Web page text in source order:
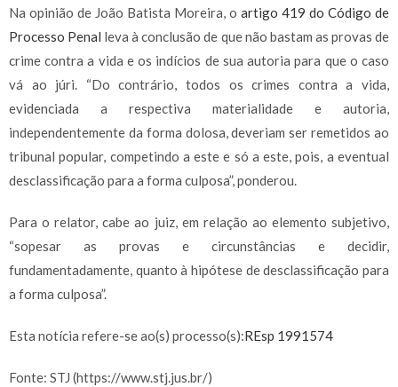
Na opinião de João Batista Moreira, o artigo 419 do Código de
Processo Penal leva à conclusão de que não bastam as provas de
crime contra a vida e os indícios de sua autoria para que o caso
vá ao júri. “Do contrário, todos os crimes contra a vida,
evidenciada a respectiva materialidade e autoria,
independentemente da forma dolosa, deveriam ser remetidos ao
tribunal popular, competindo a este e só a este, pois, a eventual
desclassificação para a forma culposa”, ponderou.
Para o relator, cabe ao juiz, em relação ao elemento subjetivo,
“sopesar as provas e circunstâncias e decidir,
fundamentadamente, quanto à hipótese de desclassificação para
a forma culposa”.
Esta notícia refere-se ao(s) processo(s):REsp 1991574
Fonte: STJ (https://www.stj.jus.br/)